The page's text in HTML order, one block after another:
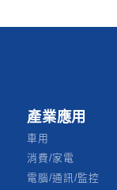
產業應用
車用
消費/家電
電腦/通訊/監控